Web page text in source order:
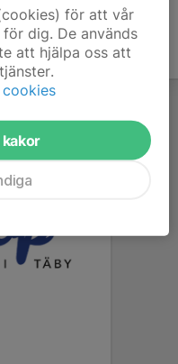
för att vår
dig. De används
att hjälpa oss att
cookies
kakor